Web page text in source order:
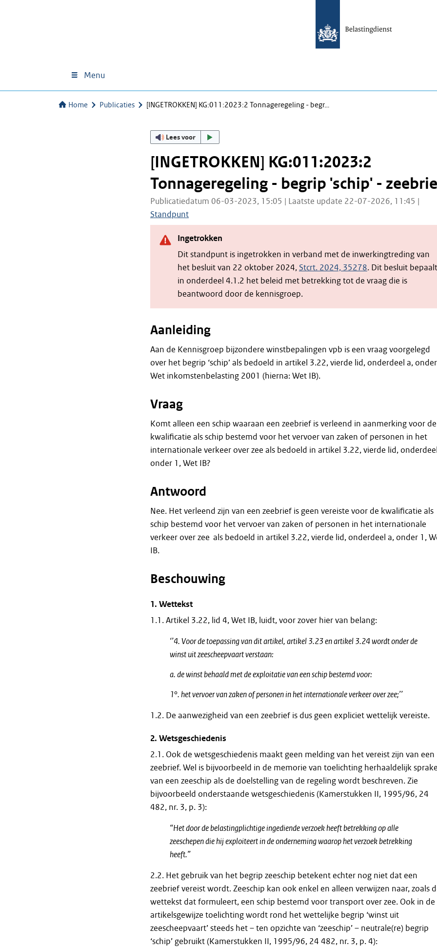
Menu
Home Publicaties [INGETROKKEN] KG:011:2023:2 Tonnageregeling - begr…
Lees voor
[INGETROKKEN] KG:011:2023:2
Tonnageregeling - begrip 'schip' -
Publicatiedatum 06-03-2023, 15:05 | Laatste update 22-07-2026, 11:45 |
Standpunt
Ingetrokken
Dit standpunt is ingetrokken in verband met de inwerkingtreding van
het besluit van 22 oktober 2024, Stcrt. 2024, 35278. Dit besluit bepaalt
in onderdeel 4.1.2 het beleid met betrekking tot de vraag die is
beantwoord door de kennisgroep.
Aanleiding
Aan de Kennisgroep bijzondere winstbepalingen vpb is een vraag voorgelegd
over het begrip ‘schip’ als bedoeld in artikel 3.22, vierde lid, onderdeel a,
Wet inkomstenbelasting 2001 (hierna: Wet IB).
Vraag
Komt alleen een schip waaraan een zeebrief is verleend in aanmerking voor de
kwalificatie als schip bestemd voor het vervoer van zaken of personen in het
internationale verkeer over zee als bedoeld in artikel 3.22, vierde lid,
onder 1, Wet IB?
Antwoord
Nee. Het verleend zijn van een zeebrief is geen vereiste voor de kwalificatie als
schip bestemd voor het vervoer van zaken of personen in het internationale
verkeer over zee als bedoeld in artikel 3.22, vierde lid, onderdeel a, onder 1,
IB.
Beschouwing
1. Wettekst
1.1. Artikel 3.22, lid 4, Wet IB, luidt, voor zover hier van belang:
‘’4. Voor de toepassing van dit artikel, artikel 3.23 en artikel 3.24 wordt onder de
winst uit zeescheepvaart verstaan:
a. de winst behaald met de exploitatie van een schip bestemd voor:
1°. het vervoer van zaken of personen in het internationale verkeer over zee;’’
1.2. De aanwezigheid van een zeebrief is dus geen expliciet wettelijk vereiste.
2. Wetsgeschiedenis
2.1. Ook de wetsgeschiedenis maakt geen melding van het vereist zijn van een
zeebrief. Wel is bijvoorbeeld in de memorie van toelichting herhaaldelijk
van een zeeschip als de doelstelling van de regeling wordt beschreven. Zie
bijvoorbeeld onderstaande wetsgeschiedenis (Kamerstukken II, 1995/96, 24
482, nr. 3, p. 3):
“Het door de belastingplichtige ingediende verzoek heeft betrekking op alle
zeeschepen die hij exploiteert in de onderneming waarop het verzoek betrekking
heeft.”
2.2. Het gebruik van het begrip zeeschip betekent echter nog niet dat een
zeebrief vereist wordt. Zeeschip kan ook enkel en alleen verwijzen naar, zoals
wettekst dat formuleert, een schip bestemd voor transport over zee. Ook in de
artikelsgewijze toelichting wordt rond het wettelijke begrip ‘winst uit
zeescheepvaart’ steeds het – ten opzichte van ‘zeeschip’ – neutrale(re) begrip
‘schip’ gebruikt (Kamerstukken II, 1995/96, 24 482, nr. 3, p. 4):